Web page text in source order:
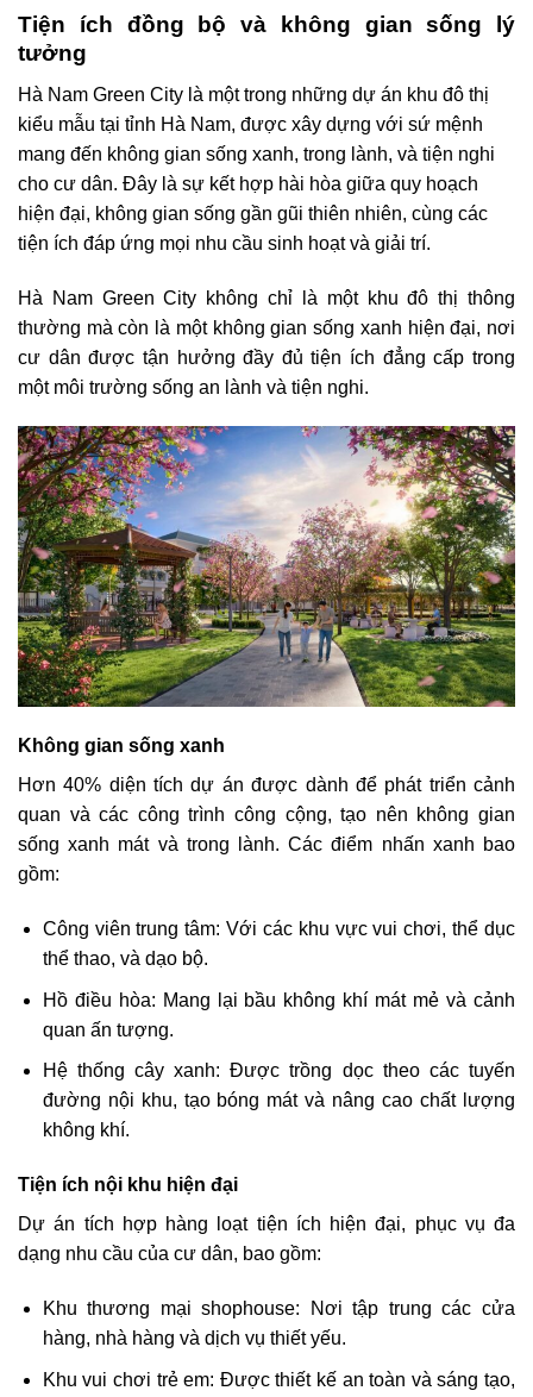
Tiện ích đồng bộ và không gian sống lý
tưởng
Hà Nam Green City là một trong những dự án khu đô thị
kiểu mẫu tại tỉnh Hà Nam, được xây dựng với sứ mệnh
mang đến không gian sống xanh, trong lành, và tiện nghi
cho cư dân. Đây là sự kết hợp hài hòa giữa quy hoạch
hiện đại, không gian sống gần gũi thiên nhiên, cùng các
tiện ích đáp ứng mọi nhu cầu sinh hoạt và giải trí.
Hà Nam Green City không chỉ là một khu đô thị thông
thường mà còn là một không gian sống xanh hiện đại, nơi
cư dân được tận hưởng đầy đủ tiện ích đẳng cấp trong
một môi trường sống an lành và tiện nghi.
Không gian sống xanh
Hơn 40% diện tích dự án được dành để phát triển cảnh
quan và các công trình công cộng, tạo nên không gian
sống xanh mát và trong lành. Các điểm nhấn xanh bao
gồm:
Công viên trung tâm: Với các khu vực vui chơi, thể dục
thể thao, và dạo bộ.
Hồ điều hòa: Mang lại bầu không khí mát mẻ và cảnh
quan ấn tượng.
Hệ thống cây xanh: Được trồng dọc theo các tuyến
đường nội khu, tạo bóng mát và nâng cao chất lượng
không khí.
Tiện ích nội khu hiện đại
Dự án tích hợp hàng loạt tiện ích hiện đại, phục vụ đa
dạng nhu cầu của cư dân, bao gồm:
Khu thương mại shophouse: Nơi tập trung các cửa
hàng, nhà hàng và dịch vụ thiết yếu.
Khu vui chơi trẻ em: Được thiết kế an toàn và sáng tạo,